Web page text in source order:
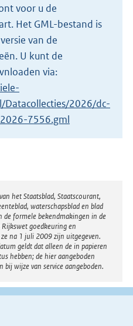
e
:
3
K
b
voor u de
Het GML-bestand is
van de
U kunt de
via:
Datacollecties/2026/dc-
7556.gml
het Staatsblad, Staatscourant,
waterschapsblad en blad
de formele bekendmakingen in de
goedkeuring en
na 1 juli 2009 zijn uitgegeven.
geldt dat alleen de in papieren
hebben; de hier aangeboden
bij wijze van service aangeboden.